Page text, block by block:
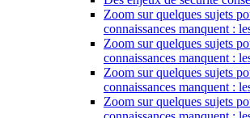
Zoom sur quelques sujets
connaissances manquent :
Zoom sur quelques sujets
connaissances manquent :
Zoom sur quelques sujets
connaissances manquent :
Zoom sur quelques sujets